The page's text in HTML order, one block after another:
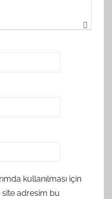
kullanılması için
adresim bu